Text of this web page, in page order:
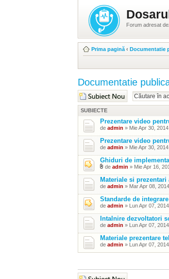
Forum adresat
Prima pagină ‹ Documentatie
Documentatie
Scrie un subiect nou
SUBIECTE
Prezentare video
de admin » Mie Apr 30,
Prezentare video
de admin » Mie Apr 30,
Ghiduri de
de admin » Mie Apr 16,
Materiale si prezentari
de admin » Mar Apr 08,
Standarde de
de admin » Lun Apr 07,
Intalnire dezvoltatori
de admin » Lun Apr 07,
Materiale prezentare
de admin » Lun Apr 07,
Scrie un subiect nou